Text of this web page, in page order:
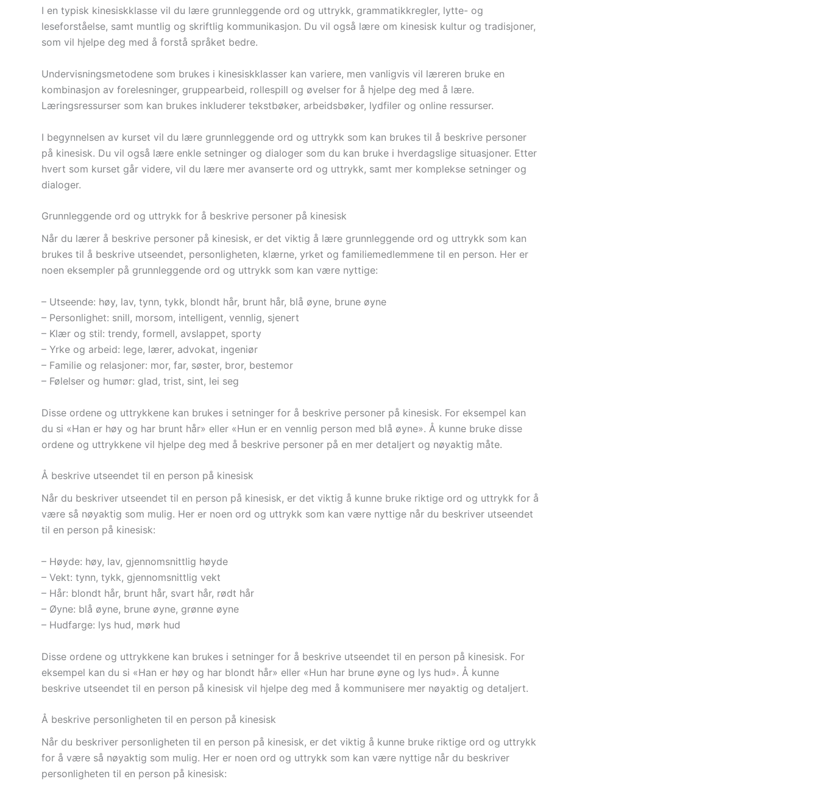
I en typisk kinesiskklasse vil du lære grunnleggende ord og uttrykk, grammatikkregler, lytte- og
leseforståelse, samt muntlig og skriftlig kommunikasjon. Du vil også lære om kinesisk kultur og tradisjoner,
som vil hjelpe deg med å forstå språket bedre.
Undervisningsmetodene som brukes i kinesiskklasser kan variere, men vanligvis vil læreren bruke en
kombinasjon av forelesninger, gruppearbeid, rollespill og øvelser for å hjelpe deg med å lære.
Læringsressurser som kan brukes inkluderer tekstbøker, arbeidsbøker, lydfiler og online ressurser.
I begynnelsen av kurset vil du lære grunnleggende ord og uttrykk som kan brukes til å beskrive personer
på kinesisk. Du vil også lære enkle setninger og dialoger som du kan bruke i hverdagslige situasjoner. Etter
hvert som kurset går videre, vil du lære mer avanserte ord og uttrykk, samt mer komplekse setninger og
dialoger.
Grunnleggende ord og uttrykk for å beskrive personer på kinesisk
Når du lærer å beskrive personer på kinesisk, er det viktig å lære grunnleggende ord og uttrykk som kan
brukes til å beskrive utseendet, personligheten, klærne, yrket og familiemedlemmene til en person. Her er
noen eksempler på grunnleggende ord og uttrykk som kan være nyttige:
– Utseende: høy, lav, tynn, tykk, blondt hår, brunt hår, blå øyne, brune øyne
– Personlighet: snill, morsom, intelligent, vennlig, sjenert
– Klær og stil: trendy, formell, avslappet, sporty
– Yrke og arbeid: lege, lærer, advokat, ingeniør
– Familie og relasjoner: mor, far, søster, bror, bestemor
– Følelser og humør: glad, trist, sint, lei seg
Disse ordene og uttrykkene kan brukes i setninger for å beskrive personer på kinesisk. For eksempel kan
du si «Han er høy og har brunt hår» eller «Hun er en vennlig person med blå øyne». Å kunne bruke disse
ordene og uttrykkene vil hjelpe deg med å beskrive personer på en mer detaljert og nøyaktig måte.
Å beskrive utseendet til en person på kinesisk
Når du beskriver utseendet til en person på kinesisk, er det viktig å kunne bruke riktige ord og uttrykk for å
være så nøyaktig som mulig. Her er noen ord og uttrykk som kan være nyttige når du beskriver utseendet
til en person på kinesisk:
– Høyde: høy, lav, gjennomsnittlig høyde
– Vekt: tynn, tykk, gjennomsnittlig vekt
– Hår: blondt hår, brunt hår, svart hår, rødt hår
– Øyne: blå øyne, brune øyne, grønne øyne
– Hudfarge: lys hud, mørk hud
Disse ordene og uttrykkene kan brukes i setninger for å beskrive utseendet til en person på kinesisk. For
eksempel kan du si «Han er høy og har blondt hår» eller «Hun har brune øyne og lys hud». Å kunne
beskrive utseendet til en person på kinesisk vil hjelpe deg med å kommunisere mer nøyaktig og detaljert.
Å beskrive personligheten til en person på kinesisk
Når du beskriver personligheten til en person på kinesisk, er det viktig å kunne bruke riktige ord og uttrykk
for å være så nøyaktig som mulig. Her er noen ord og uttrykk som kan være nyttige når du beskriver
personligheten til en person på kinesisk: